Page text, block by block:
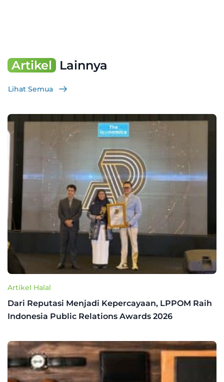
Artikel Lainnya
Lihat Semua
Artikel Halal
Dari Reputasi Menjadi Kepercayaan, LPPOM Raih
Indonesia Public Relations Awards 2026